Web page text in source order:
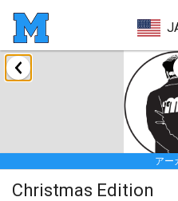
アー
Christmas Edition
2021年2月
SM HalliMölkky -
2021年2月13日| フィン
Tournoi d'adresse
2021年2月19日|フランス